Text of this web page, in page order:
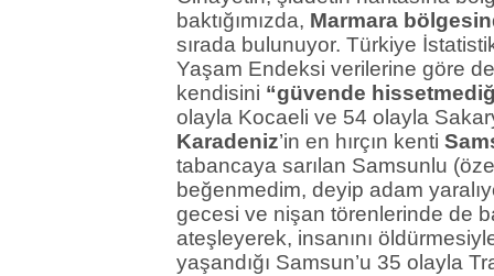
baktığımızda, Marmara
sırada bulunuyor. Türkiye
Yaşam Endeksi verilerine göre
kendisini “güvende
olayla Kocaeli ve 54 olayla
Karadeniz’in en hırçın kenti
tabancaya sarılan Samsunlu
beğenmedim, deyip adam
gecesi ve nişan törenlerinde de
ateşleyerek, insanını
yaşandığı Samsun’u 35 olayla